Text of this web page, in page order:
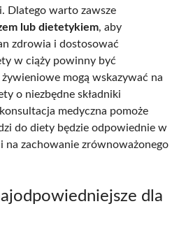
Dlatego warto zawsze
lub dietetykiem, aby
zdrowia i dostosować
w ciąży powinny być
mogą wskazywać na
o niezbędne składniki
medyczna pomoże
do diety będzie odpowiednie w
na zachowanie zrównoważonego
dla